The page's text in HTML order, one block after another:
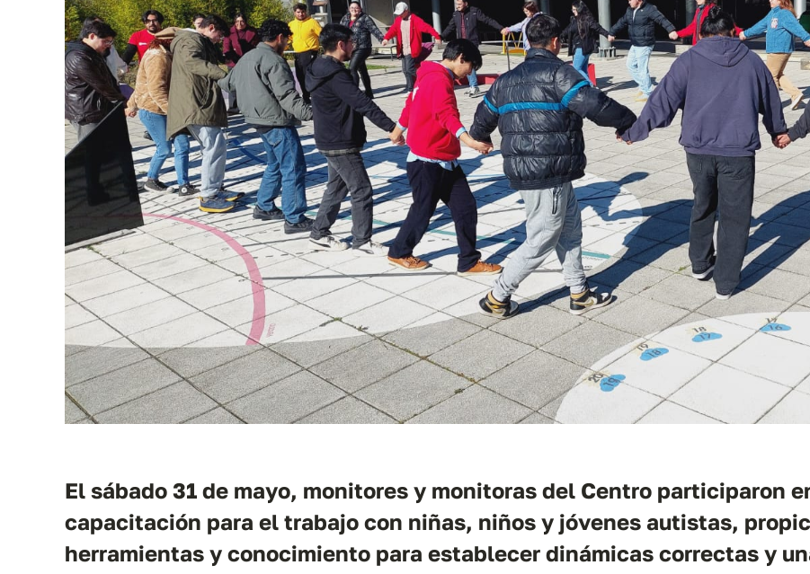
El sábado 31 de mayo, monitores y monitoras del Centro participaron
capacitación para el trabajo con niñas, niños y jóvenes autistas,
herramientas y conocimiento para establecer dinámicas correctas y